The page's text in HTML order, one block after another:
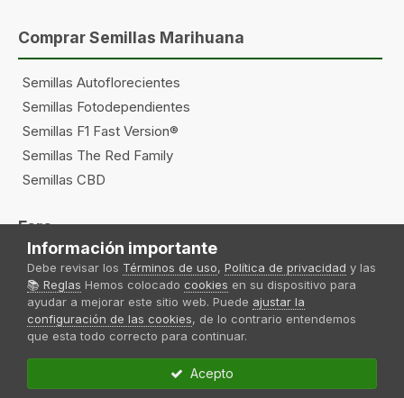
Comprar Semillas Marihuana
Semillas Autoflorecientes
Semillas Fotodependientes
Semillas F1 Fast Version®
Semillas The Red Family
Semillas CBD
Foro
Privacidad
Cookies
Contacto
Normas del foro
Sweet Seeds®
Información importante
Debe revisar los Términos de uso, Política de privacidad y las
📚 Reglas Hemos colocado cookies en su dispositivo para
ayudar a mejorar este sitio web. Puede ajustar la
configuración de las cookies, de lo contrario entendemos
que esta todo correcto para continuar.
Acepto